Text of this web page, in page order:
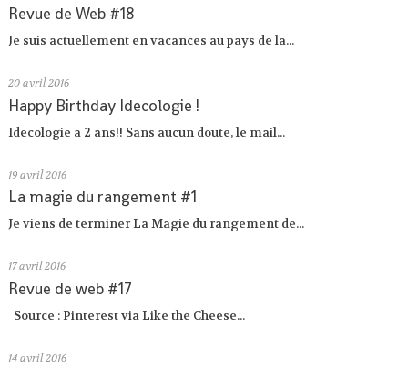
Revue de Web #18
Je suis actuellement en vacances au pays de la...
20 avril 2016
Happy Birthday Idecologie !
Idecologie a 2 ans!! Sans aucun doute, le mail...
19 avril 2016
La magie du rangement #1
Je viens de terminer La Magie du rangement de...
17 avril 2016
Revue de web #17
Source : Pinterest via Like the Cheese...
14 avril 2016